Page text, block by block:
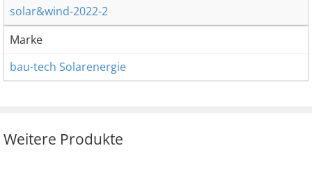
solar&wind-2022-2
Marke
bau-tech Solarenergie
Weitere Produkte